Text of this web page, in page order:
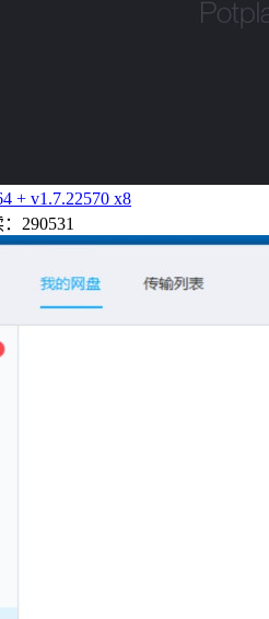
+ v1.7.22570 x8
290531